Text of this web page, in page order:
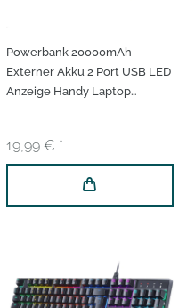
Powerbank 20000mAh
Externer Akku 2 Port USB LED
Anzeige Handy Laptop
19,99 € *